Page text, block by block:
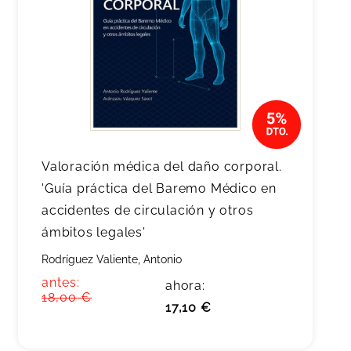
Valoración médica del daño corporal.
'Guía práctica del Baremo Médico en
accidentes de circulación y otros
ámbitos legales'
Rodríguez Valiente, Antonio
antes:
18,00 €
ahora:
17,10 €